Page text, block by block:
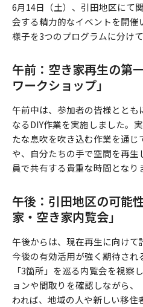
6月14日（土）、引田地区にて
会する精力的なイベントを開
様子を3つのプログラムに分けて
午前：空き家再生の第
ワークショップ」
午前中は、参加者の皆様とと
なるDIY作業を実施しました。
たな息吹を吹き込む作業を通
や、自分たちの手で空間を再
員で共有する貴重な時間となり
午後：引田地区の可能
家・空き家内覧会」
午後からは、現在再生に向けて
今後の有効活用が強く期待さ
「3箇所」を巡る内覧会を視察
ョンや間取りを確認しながら
われば、地域の人や新しい移住